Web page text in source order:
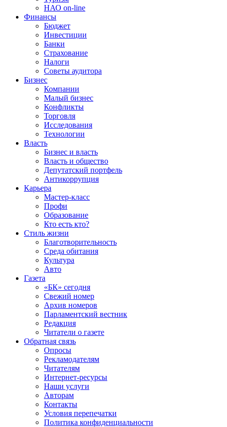
НАО on-line
Финансы
Бюджет
Инвестиции
Банки
Страхование
Налоги
Советы аудитора
Бизнес
Компании
Малый бизнес
Конфликты
Торговля
Исследования
Технологии
Власть
Бизнес и власть
Власть и общество
Депутатский портфель
Антикоррупция
Карьера
Мастер-класс
Профи
Образование
Кто есть кто?
Стиль жизни
Благотворительность
Среда обитания
Культура
Авто
Газета
«БК» сегодня
Свежий номер
Архив номеров
Парламентский вестник
Редакция
Читатели о газете
Обратная связь
Опросы
Рекламодателям
Читателям
Интернет-ресурсы
Наши услуги
Авторам
Контакты
Условия перепечатки
Политика конфиденциальности